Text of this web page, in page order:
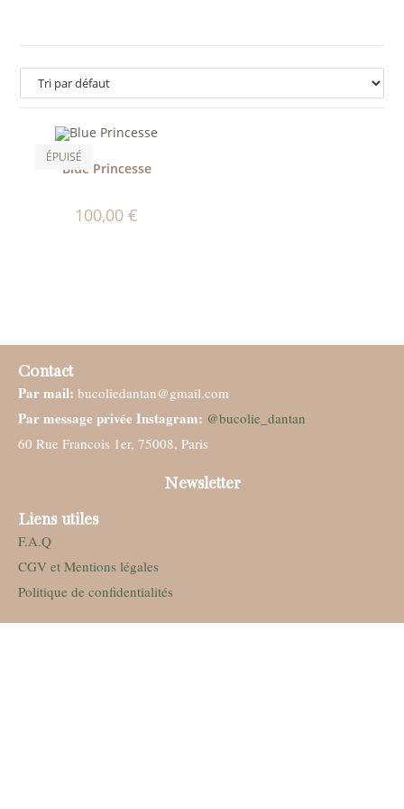
ÉPUISÉ
Blue Princesse
100,00€
Contact
Par mail: bucoliedantan@gmail.com
Par message privée Instagram: @bucolie_dantan
60 Rue Francois 1er, 75008, Paris
Newsletter
Liens utiles
F.A.Q
CGV et Mentions légales
Politique de confidentialités